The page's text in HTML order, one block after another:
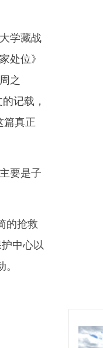
学藏战
处位》
之
记载，
篇真正
要是子
的抢救
中心以